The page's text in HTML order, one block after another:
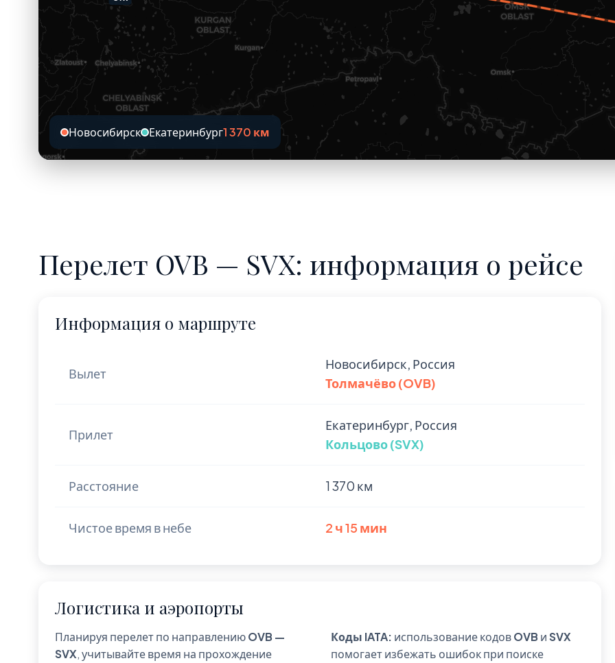
Новосибирск Екатеринбург1 370 км
Перелет OVB — SVX: информация о рейсе
Информация о маршруте
Вылет
Новосибирск, Россия
Толмачёво (OVB)
Прилет
Екатеринбург, Россия
Кольцово (SVX)
Расстояние 1 370 км
Чистое время в небе 2 ч 15 мин
Логистика и аэропорты
Планируя перелет по направлениюOVB —
SVX, учитывайте время на прохождение
Коды IATA: использование кодовOVBиSVX
помогает избежать ошибок при поиске